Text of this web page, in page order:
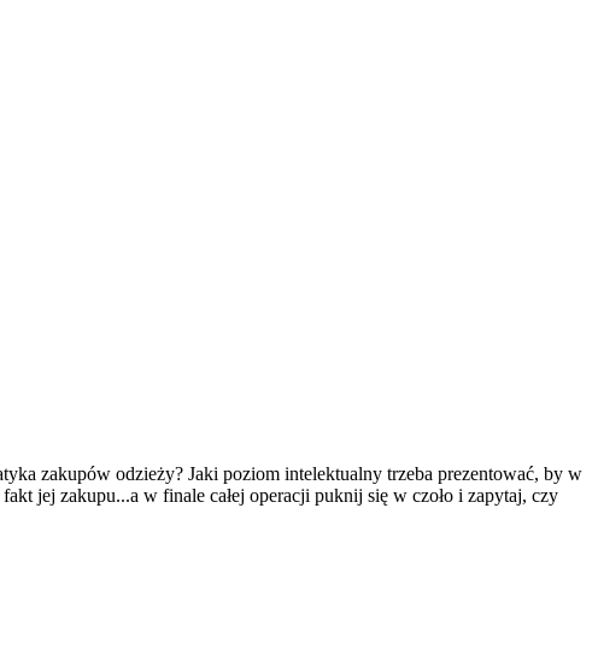
zakupów odzieży? Jaki poziom intelektualny trzeba prezentować, by w
jej zakupu...a w finale całej operacji puknij się w czoło i zapytaj, czy